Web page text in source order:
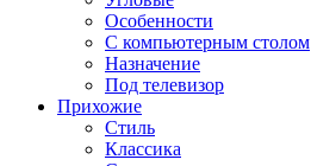
Особенности
С компьютерным столом
Назначение
Под телевизор
Прихожие
Стиль
Классика